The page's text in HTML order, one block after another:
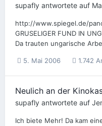
supafly antwortete auf
http://www.spiegel.de/
GRUSELIGER FUND IN
Da trauten ungarische
5. Mai 2006 1.742
Neulich an der
supafly antwortete auf
Ich biete Mehr! Da kam